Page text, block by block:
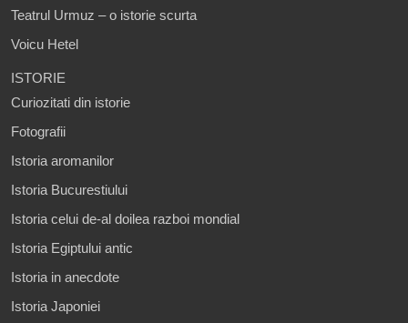
Teatrul Urmuz – o istorie scurta
Voicu Hetel
ISTORIE
Curiozitati din istorie
Fotografii
Istoria aromanilor
Istoria Bucurestiului
Istoria celui de-al doilea razboi mondial
Istoria Egiptului antic
Istoria in anecdote
Istoria Japoniei